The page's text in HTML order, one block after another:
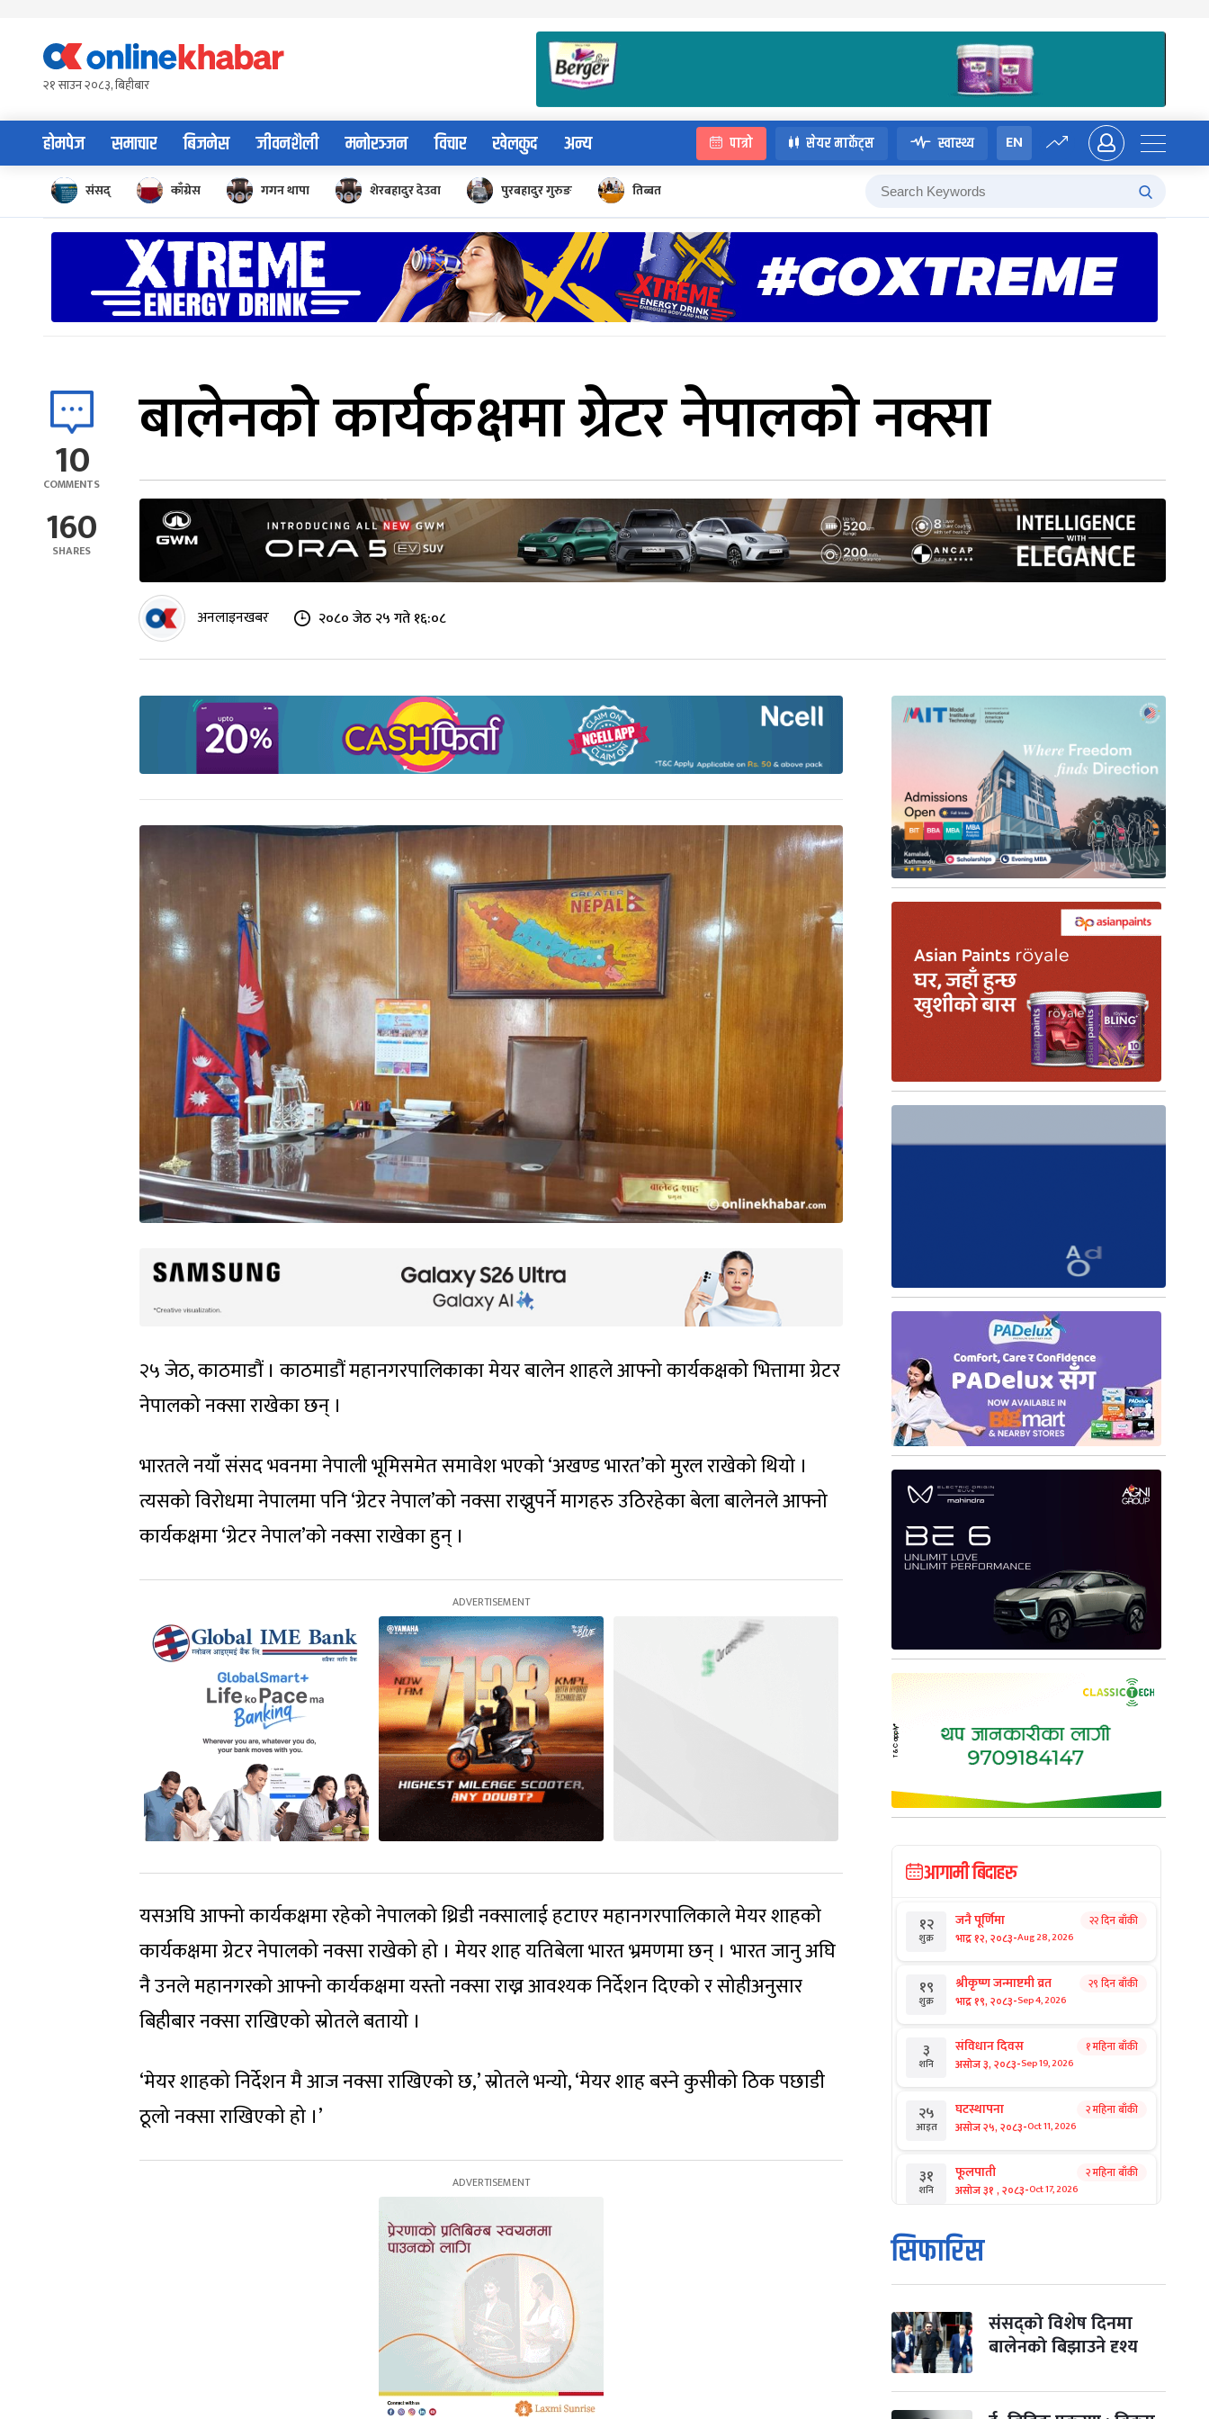
content२१ साउन २०८३, बिहीबार
होमपेज समाचार बिजनेस जीवनशैली मनोरञ्जन विचार खेलकुद अन्य पात्रो सेयर मार्केट्स स्वास्थ्य EN
संसद् काँग्रेस गगन थापा शेरबहादुर देउवा पुरबहादुर गुरुङ तिब्बत
10
COMMENTS
160
SHARES
बालेनको कार्यकक्षमा ग्रेटर नेपालको नक्सा
अनलाइनखबर २०८० जेठ २५ गते १६:०८
२५ जेठ, काठमाडौं । काठमाडौं महानगरपालिकाका मेयर बालेन शाहले आफ्नो कार्यकक्षको भित्तामा ग्रेटर
नेपालको नक्सा राखेका छन् ।
भारतले नयाँ संसद भवनमा नेपाली भूमिसमेत समावेश भएको ‘अखण्ड भारत’को मुरल राखेको थियो ।
त्यसको विरोधमा नेपालमा पनि ‘ग्रेटर नेपाल’को नक्सा राख्नुपर्ने मागहरु उठिरहेका बेला बालेनले आफ्नो
कार्यकक्षमा ‘ग्रेटर नेपाल’को नक्सा राखेका हुन् ।
यसअघि आफ्नो कार्यकक्षमा रहेको नेपालको थ्रिडी नक्सालाई हटाएर महानगरपालिकाले मेयर शाहको
कार्यकक्षमा ग्रेटर नेपालको नक्सा राखेको हो । मेयर शाह यतिबेला भारत भ्रमणमा छन् । भारत जानु अघि
नै उनले महानगरको आफ्नो कार्यकक्षमा यस्तो नक्सा राख्न आवश्यक निर्देशन दिएको र सोहीअनुसार
बिहीबार नक्सा राखिएको स्रोतले बतायो ।
‘मेयर शाहको निर्देशन मै आज नक्सा राखिएको छ,’ स्रोतले भन्यो, ‘मेयर शाह बस्ने कुसीको ठिक पछाडी
ठूलो नक्सा राखिएको हो ।’
आगामी बिदाहरु
१२
शुक्र
जनै पूर्णिमा
भाद्र १२, २०८३-Aug 28, 2026
२२ दिन बाँकी
१९
शुक्र
श्रीकृष्ण जन्माष्टमी व्रत
भाद्र १९, २०८३-Sep 4, 2026
२९ दिन बाँकी
३
शनि
संविधान दिवस
असोज ३, २०८३-Sep 19, 2026
१ महिना बाँकी
२५
आइत
घटस्थापना
असोज २५, २०८३-Oct 11, 2026
२ महिना बाँकी
३१
शनि
फूलपाती
असोज ३१ , २०८३-Oct 17, 2026
२ महिना बाँकी
१
आइत
कार्तिक सङ्क्रान्ति
कार्तिक १, २०८३
मंगल कार्तिक ३, २०८३-Oct 20, 2026
४ विजयादशमी
कार्तिक ४, २०८३
सिफारिस
संसद्को विशेष दिनमा
बालेनको बिझाउने दृश्य